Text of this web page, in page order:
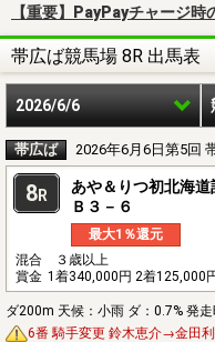
【重要】PayPayチャージ時
帯広ば競馬場 8R 出馬表
2026/6/6
帯広ば 2026年6月6日第5回
8R
あや＆りつ初北海
Ｂ３－６
最大1％還元
混合 ３歳以上
賞金 1着340,000円 2着125,000
ダ200m 天候：小雨 ダ：0.7% 発
6番 騎手変更 鈴木恵介→金田